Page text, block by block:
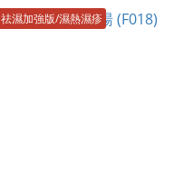
祛濕加強版/濕熱濕疹